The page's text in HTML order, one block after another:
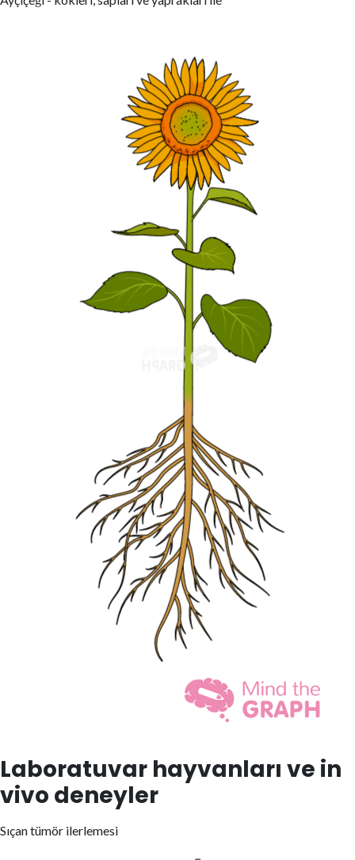
Laboratuvar hayvanları ve in
vivo deneyler
Sıçan tümör ilerlemesi